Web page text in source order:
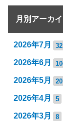
月別アーカ
2026年7月 32
2026年6月
2026年5月 20
2026年4月 5
2026年3月 8